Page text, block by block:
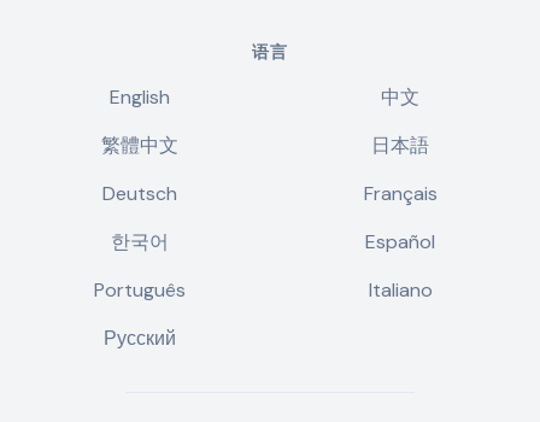
语言
English
中文
繁體中文
日本語
Deutsch
Français
한국어
Español
Português
Italiano
Русский